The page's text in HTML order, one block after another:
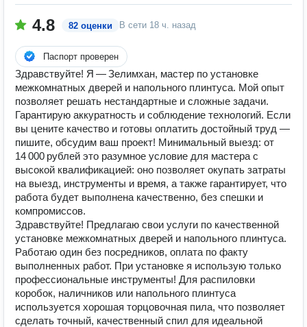
4.8 82 оценки В сети 18 ч. назад
Паспорт проверен
Здравствуйте! Я — Зелимхан, мастер по установке
межкомнатных дверей и напольного плинтуса. Мой опыт
позволяет решать нестандартные и сложные задачи.
Гарантирую аккуратность и соблюдение технологий. Если
вы цените качество и готовы оплатить достойный труд —
пишите, обсудим ваш проект! Минимальный выезд: от
14 000 рублей это разумное условие для мастера с
высокой квалификацией: оно позволяет окупать затраты
на выезд, инструменты и время, а также гарантирует, что
работа будет выполнена качественно, без спешки и
компромиссов.
Здравствуйте! Предлагаю свои услуги по качественной
установке межкомнатных дверей и напольного плинтуса.
Работаю один без посредников, оплата по факту
выполненных работ. При установке я использую только
профессиональные инструменты! Для распиловки
коробок, наличников или напольного плинтуса
используется хорошая торцовочная пила, что позволяет
сделать точный, качественный спил для идеальной